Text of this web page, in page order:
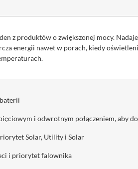
z produktów o zwiększonej mocy.
energii nawet w porach, kiedy
i odwrotnym połączeniem, aby
Solar, Utility i Solar
i priorytet falownika